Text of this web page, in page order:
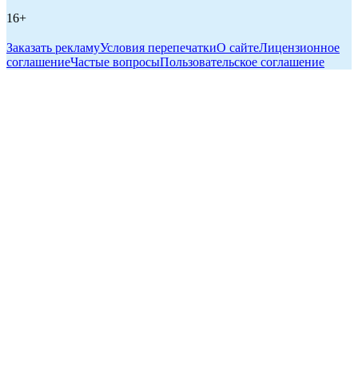
16+
Заказать рекламуУсловия перепечаткиО сайтеЛицензионное
соглашениеЧастые вопросыПользовательское соглашение